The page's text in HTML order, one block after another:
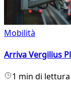
Mobilità
Arriva Vergilius
1 min di lettura